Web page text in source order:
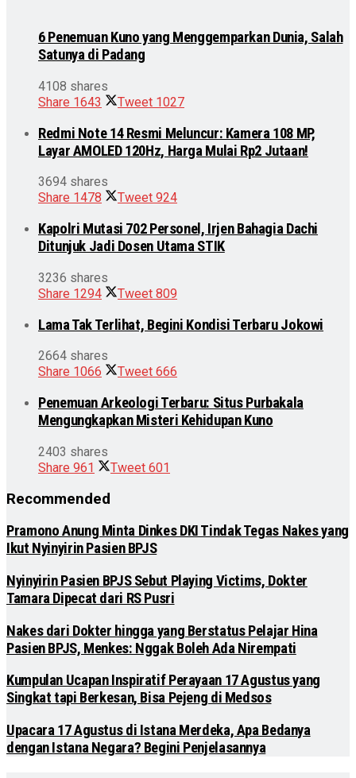
6 Penemuan Kuno yang Menggemparkan Dunia, Salah
Satunya di Padang
4108 shares
Share 1643 Tweet 1027
Redmi Note 14 Resmi Meluncur: Kamera 108 MP,
Layar AMOLED 120Hz, Harga Mulai Rp2 Jutaan!
3694 shares
Share 1478 Tweet 924
Kapolri Mutasi 702 Personel, Irjen Bahagia Dachi
Ditunjuk Jadi Dosen Utama STIK
3236 shares
Share 1294 Tweet 809
Lama Tak Terlihat, Begini Kondisi Terbaru Jokowi
2664 shares
Share 1066 Tweet 666
Penemuan Arkeologi Terbaru: Situs Purbakala
Mengungkapkan Misteri Kehidupan Kuno
2403 shares
Share 961 Tweet 601
Recommended
Pramono Anung Minta Dinkes DKI Tindak Tegas Nakes yang
Ikut Nyinyirin Pasien BPJS
Nyinyirin Pasien BPJS Sebut Playing Victims, Dokter
Tamara Dipecat dari RS Pusri
Nakes dari Dokter hingga yang Berstatus Pelajar Hina
Pasien BPJS, Menkes: Nggak Boleh Ada Nirempati
Kumpulan Ucapan Inspiratif Perayaan 17 Agustus yang
Singkat tapi Berkesan, Bisa Pejeng di Medsos
Upacara 17 Agustus di Istana Merdeka, Apa Bedanya
dengan Istana Negara? Begini Penjelasannya